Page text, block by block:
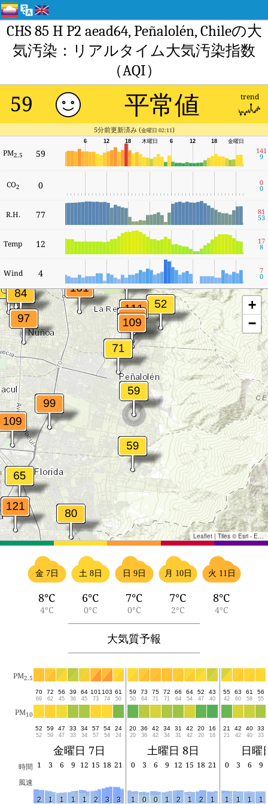
CHS 85 H P2 aead64, Peñalolén, Chileの大
気汚染：リアルタイム大気汚染指数
（AQI）
59 平常値 trend
5分前更新済み (金曜日 02:11)
PM2.5 59
金曜日
18
12
6
木曜日
18
12
6
141
9
CO2 0 0
0
R.H. 77 81
53
Temp 12 17
8
Wind 4 7
0
+
−
Leaflet | Tiles © Esri - Esri, DeLorme, NAVTEQ, TomTom, Intermap, iPC, USGS, FAO, NPS, NRCAN, GeoBase, Kadaster NL, Ordnance Survey, Esri Japan, METI, Esri China (Hong Kong), and the GIS User Community
金 7日
8°C
4°C
土 8日
6°C
0°C
日 9日
7°C
0°C
月 10日
7°C
2°C
火 11日
8°C
4°C
大気質予報
PM2.5
70
69
72
62
56
45
39
36
64
45
101
73
103
74
61
50
59
50
73
64
75
71
72
71
66
64
64
54
52
47
43
40
55
42
63
60
61
58
56
55
PM10
52
52
59
59
47
47
33
33
34
34
57
57
54
54
24
24
20
20
36
36
42
42
34
34
31
31
42
42
20
20
16
16
21
21
42
42
40
40
33
33
金曜日 7日 土曜日 8日 日曜
時間 1 3 6 9 12 15 18 21 0 3 6 9 12 15 18 21 0 3 6
9
風速
2 1 1 1 1 2 3 3 1 0 0 1 2 1 2 1 1 1 1 1